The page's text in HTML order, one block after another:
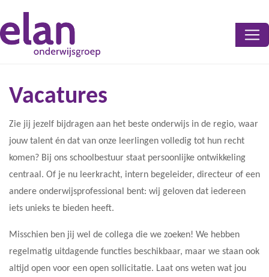
Vacatures
Zie jij jezelf bijdragen aan het beste onderwijs in de regio, waar
jouw talent én dat van onze leerlingen volledig tot hun recht
komen? Bij ons schoolbestuur staat persoonlijke ontwikkeling
centraal. Of je nu leerkracht, intern begeleider, directeur of een
andere onderwijsprofessional bent: wij geloven dat iedereen
iets unieks te bieden heeft.
Misschien ben jij wel de collega die we zoeken! We hebben
regelmatig uitdagende functies beschikbaar, maar we staan ook
altijd open voor een open sollicitatie. Laat ons weten wat jou